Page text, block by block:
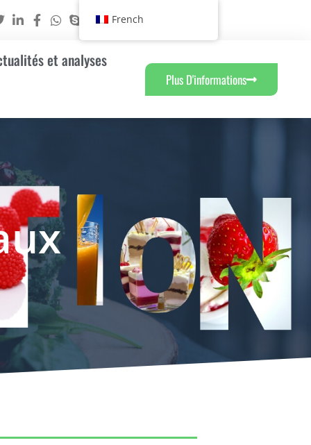
et analyses
Plus D'informations
French